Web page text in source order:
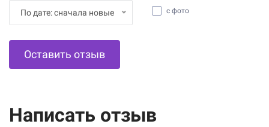
По дате: сначала новые с фото
Оставить отзыв
Написать отзыв